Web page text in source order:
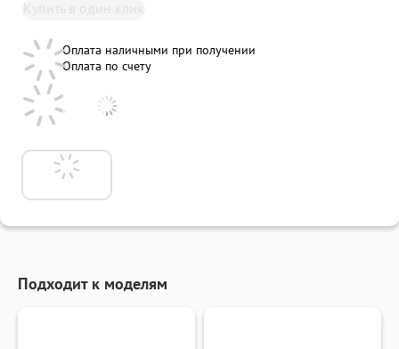
Оплата наличными при получении
Оплата по счету
Подходит к моделям